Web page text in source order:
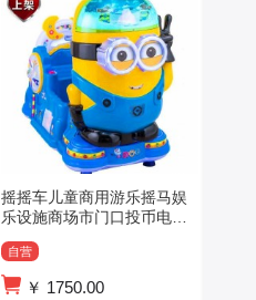
摇摇车儿童商用游乐摇马娱
乐设施商场市门口投币电动
自营
￥ 1750.00